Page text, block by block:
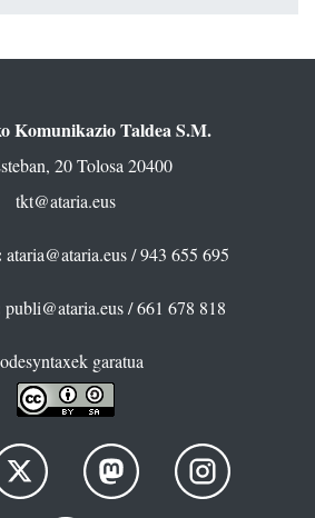
Komunikazio Taldea S.M.
20 Tolosa 20400
tkt@ataria.eus
ataria@ataria.eus/ 943 655 695
publi@ataria.eus/ 661 678 818
garatua